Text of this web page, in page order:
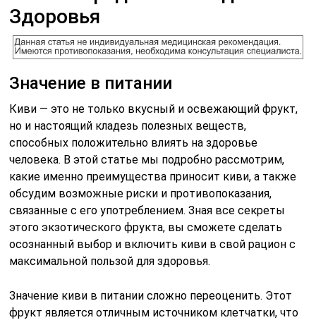
Здоровья
Значение в питании
Киви — это не только вкусный и освежающий фрукт,
но и настоящий кладезь полезных веществ,
способных положительно влиять на здоровье
человека. В этой статье мы подробно рассмотрим,
какие именно преимущества приносит киви, а также
обсудим возможные риски и противопоказания,
связанные с его употреблением. Зная все секреты
этого экзотического фрукта, вы сможете сделать
осознанный выбор и включить киви в свой рацион с
максимальной пользой для здоровья.
Значение киви в питании сложно переоценить. Этот
фрукт является отличным источником клетчатки, что